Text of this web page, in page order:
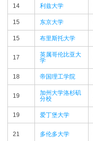
14 利兹大学
15 东京大学
15 布里斯托大学
17
英属哥伦比亚大
学
18 帝国理工学院
19
加州大学洛杉矶
分校
19 爱丁堡大学
21 多伦多大学